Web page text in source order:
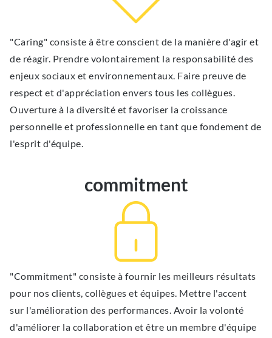
"Caring" consiste à être conscient de la manière d'agir et
de réagir. Prendre volontairement la responsabilité des
enjeux sociaux et environnementaux. Faire preuve de
respect et d'appréciation envers tous les collègues.
Ouverture à la diversité et favoriser la croissance
personnelle et professionnelle en tant que fondement de
l'esprit d'équipe.
commitment
"Commitment" consiste à fournir les meilleurs résultats
pour nos clients, collègues et équipes. Mettre l'accent
sur l'amélioration des performances. Avoir la volonté
d'améliorer la collaboration et être un membre d'équipe